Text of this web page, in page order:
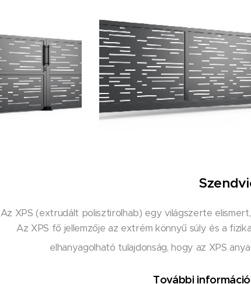
Az XPS (extrudált polisztirolhab) egy világszerte
Az XPS fő jellemzője az extrém könnyű súly és a
elhanyagolható tulajdonság, hogy az XPS
További